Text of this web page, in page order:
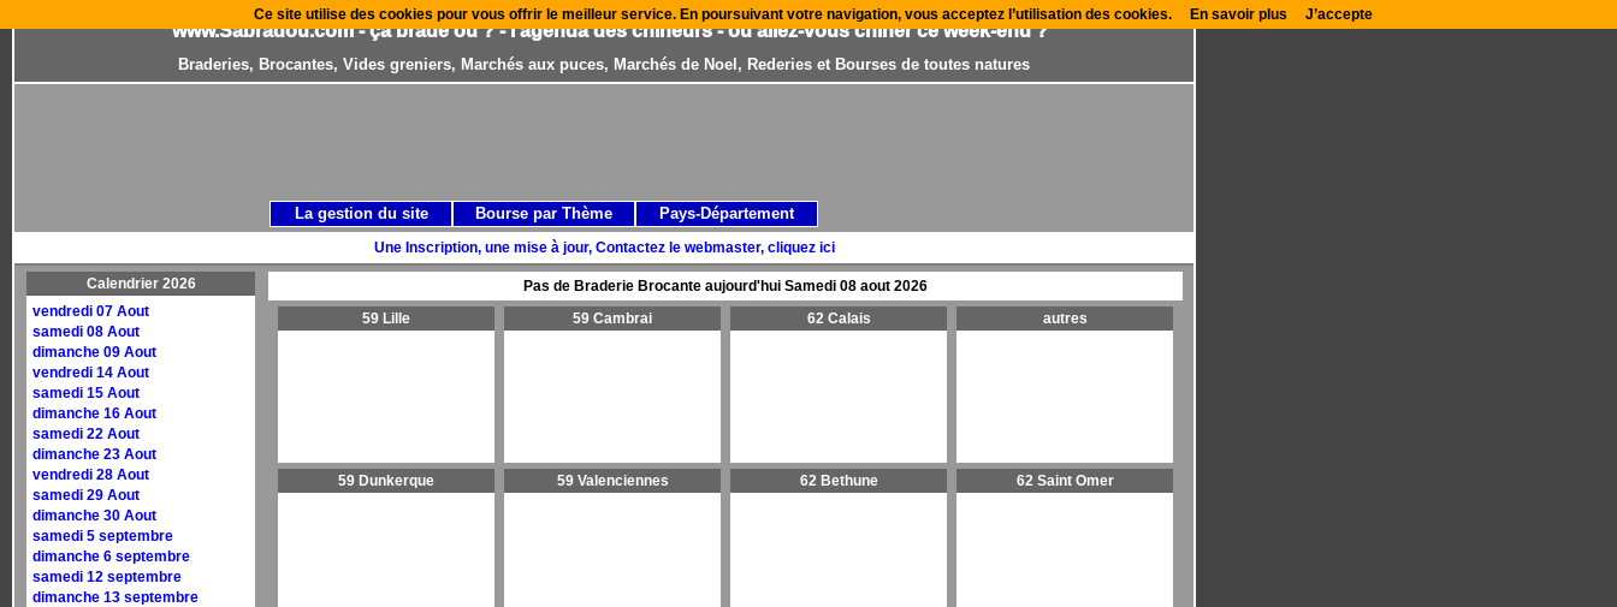
www.Sabradou.com - ça brade où ? - l'agenda des chineurs - où allez-vous chiner ce week-end ?
Braderies, Brocantes, Vides greniers, Marchés aux puces, Marchés de Noel, Rederies et Bourses de toutes natures
Une Inscription, une mise à jour, Contactez le webmaster, cliquez ici
Calendrier 2026
vendredi 07 Aout
samedi 08 Aout
dimanche 09 Aout
vendredi 14 Aout
samedi 15 Aout
dimanche 16 Aout
samedi 22 Aout
dimanche 23 Aout
vendredi 28 Aout
samedi 29 Aout
dimanche 30 Aout
samedi 5 septembre
dimanche 6 septembre
samedi 12 septembre
dimanche 13 septembre
Pas de Braderie Brocante aujourd'hui Samedi 08 aout 2026
59 Lille
59 Dunkerque
59 Cambrai
59 Valenciennes
62 Calais
62 Bethune
autres
62 Saint Omer
La gestion du site Bourse par Thème Pays-Département
Ce site utilise des cookies pour vous offrir le meilleur service. En poursuivant votre navigation, vous acceptez l’utilisation des cookies. En savoir plus J’accepte